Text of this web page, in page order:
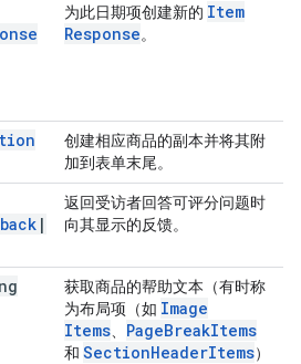
为此日期项创建新的 Item
Response。
创建相应商品的副本并将其附
加到表单末尾。
|
返回受访者回答可评分问题时
向其显示的反馈。
获取商品的帮助文本（有时称
为布局项（如 Image
Items
PageBreakItems
和 SectionHeaderItems）